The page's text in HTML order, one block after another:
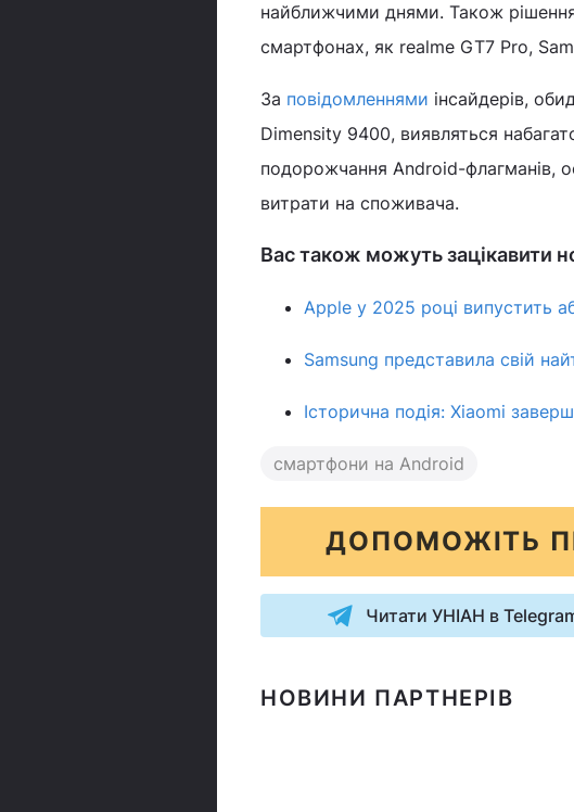
найближчими днями. Також
смартфонах, як realme GT7 Pro,
За повідомленнями інсайдерів,
Dimensity 9400, виявляться
подорожчання Android-флагманів,
витрати на споживача.
Вас також можуть зацікавити
Apple у 2025 році випустить
Samsung представила свій
Історична подія: Xiaomi
смартфони на Android
ДОПОМОЖІТЬ
Читати УНІАН в
НОВИНИ ПАРТНЕРІВ